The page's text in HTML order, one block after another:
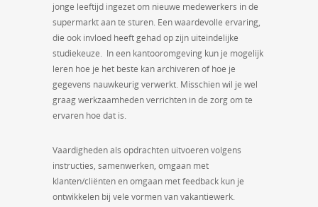
jonge leeftijd ingezet om nieuwe medewerkers in de
supermarkt aan te sturen. Een waardevolle ervaring,
die ook invloed heeft gehad op zijn uiteindelijke
studiekeuze. In een kantooromgeving kun je mogelijk
leren hoe je het beste kan archiveren of hoe je
gegevens nauwkeurig verwerkt. Misschien wil je wel
graag werkzaamheden verrichten in de zorg om te
ervaren hoe dat is.
Vaardigheden als opdrachten uitvoeren volgens
instructies, samenwerken, omgaan met
klanten/cliënten en omgaan met feedback kun je
ontwikkelen bij vele vormen van vakantiewerk.